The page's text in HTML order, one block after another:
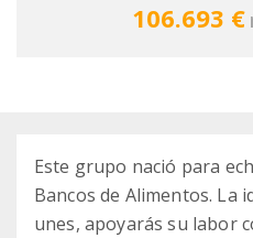
106.693 €
Este grupo nació para
Bancos de Alimentos. La
unes, apoyarás su labor